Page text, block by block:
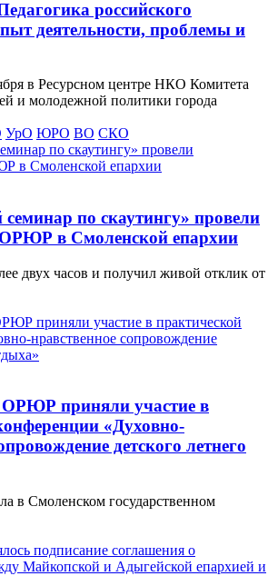
российского
деятельности, проблемы и
в Ресурсном центре НКО Комитета
и молодежной политики города
УрО ЮРО ВО СКО
по скаутингу» провели
ОРЮР в Смоленской епархии
двух часов и получил живой отклик от
ОРЮР приняли участие в
«Духовно-
детского летнего
в Смоленском государственном